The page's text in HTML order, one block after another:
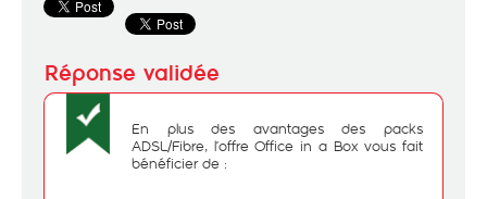
En plus des avantages des packs
ADSL/Fibre, l’offre Office in a Box vous fait
bénéficier de :